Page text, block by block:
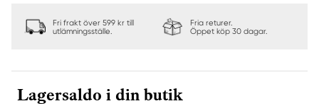
Fri frakt över 599 kr till
utlämningsställe.
Fria returer.
Öppet köp 30 dagar.
Lagersaldo i din butik